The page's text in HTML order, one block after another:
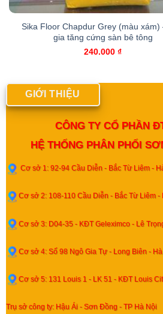
Sika Floor Chapdur Grey (màu xám)
gia tăng cứng sàn bê tông
240.000₫
GIỚI THIỆU
CÔNG TY CỔ PHẦN
HỆ THỐNG PHÂN PHỐI
Cơ sở 1: 92-94 Cầu Diễn - Bắc Từ Liêm -
Cơ sở 2: 108-110 Cầu Diễn - Bắc Từ Liêm -
Cơ sở 3: D04-35 - KĐT Geleximco - Lê
Cơ sở 4: Số 98 Ngô Gia Tự - Long Biên -
Cơ sở 5: 131 Louis 1 - LK 51 - KĐT Louis
Trụ sở công ty: Hậu Ái - Sơn Đồng - TP Hà Nội